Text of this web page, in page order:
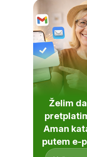
Želim
Aman
putem e-